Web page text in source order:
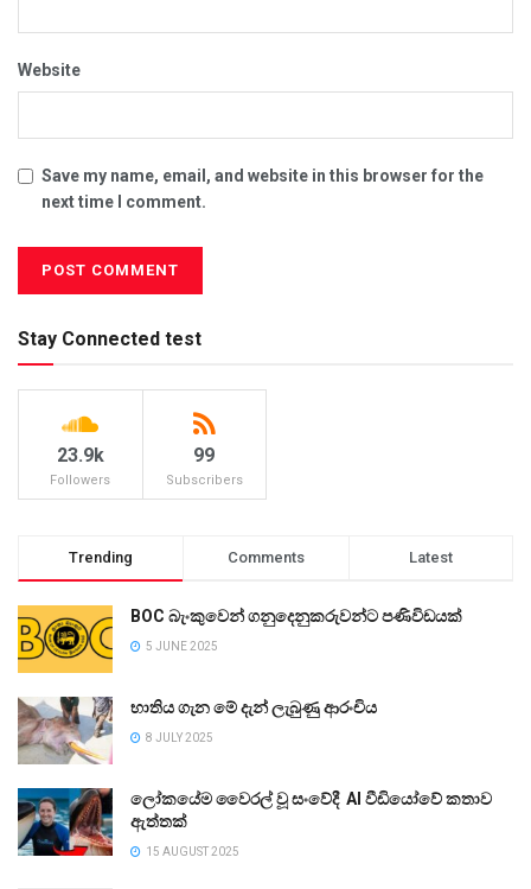
Website
Save my name, email, and website in this browser for the
next time I comment.
Stay Connected test
23.9k
Followers
99
Subscribers
Trending Comments Latest
BOC බැංකුවෙන් ගනුදෙනුකරුවන්ට පණිවිඩයක්
5 JUNE 2025
භාතිය ගැන මේ දැන් ලැබුණු ආරංචිය
8 JULY 2025
ලෝකයේම වෛරල් වූ සංවේදී AI වීඩියෝවේ කතාව
ඇත්තක්
15 AUGUST 2025